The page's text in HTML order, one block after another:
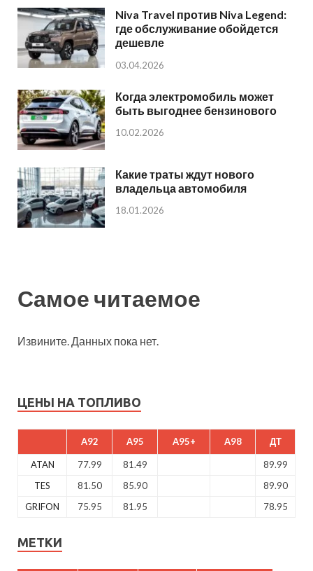
Niva Travel против Niva Legend:
где обслуживание обойдется
дешевле
03.04.2026
Когда электромобиль может
быть выгоднее бензинового
10.02.2026
Какие траты ждут нового
владельца автомобиля
18.01.2026
Самое читаемое
Извините. Данных пока нет.
ЦЕНЫ НА ТОПЛИВО
A92 A95 A95+ A98 ДТ
ATAN 77.99 81.49
89.99
TES
81.50 85.90
89.90
GRIFON
75.95 81.95 78.95
МЕТКИ